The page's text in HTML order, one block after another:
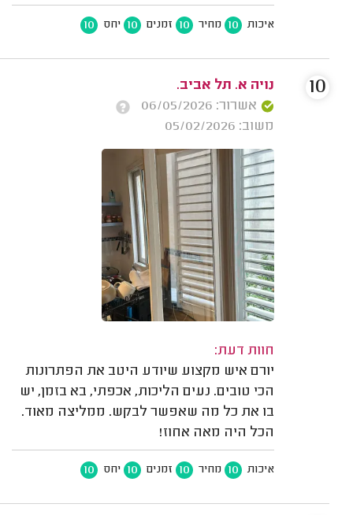
איכות 10 מחיר 10 זמנים 10 יחס 10
נויה א. תל אביב.
אשרור: 06/05/2026
משוב: 05/02/2026
חוות דעת:
יורם איש מקצוע שיודע היטב את הפתרונות
הכי טובים. נעים הליכות, אכפתי, בא בזמן, יש
בו את כל מה שאפשר לבקש. ממליצה מאוד.
הכל היה מאה אחוז!
איכות 10 מחיר 10 זמנים 10 יחס 10
10